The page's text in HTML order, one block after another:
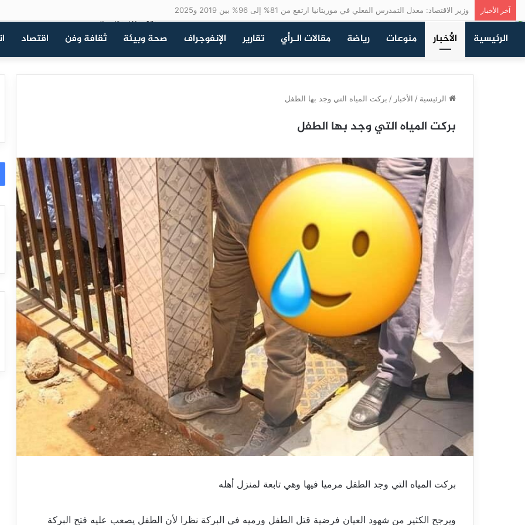
آخر الأخبار وزير الاقتصاد: معدل التمدرس الفعلي في موريتانيا ارتفع من 81% إلى 96% بين 2019 و2025
الرئيسية الأخبار منوعات رياضة مقالات الـرأي تقارير الإنفوجراف صحة وبيئة ثقافة وفن اقتصاد
الرئيسية / الأخبار / بركت المياه التي وجد بها الطفل
بركت المياه التي وجد بها الطفل
بركت المياه التي وجد الطفل مرميا فيها وهي تابعة لمنزل أهله
ويرجح الكثير من شهود العيان فرضية قتل الطفل ورميه في البركة نظرا لأن الطفل يصعب عليه فتح البركة